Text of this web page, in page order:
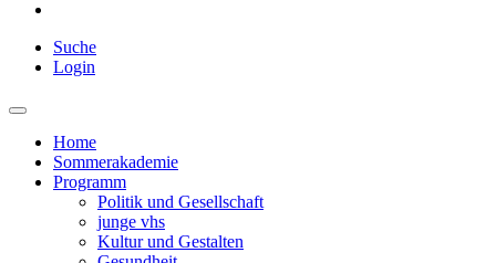
Suche
Login
Home
Sommerakademie
Programm
Politik und Gesellschaft
junge vhs
Kultur und Gestalten